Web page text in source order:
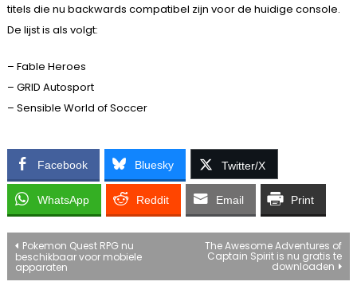
titels die nu backwards compatibel zijn voor de huidige console.
De lijst is als volgt:
– Fable Heroes
– GRID Autosport
– Sensible World of Soccer
Facebook Bluesky Twitter/X
WhatsApp Reddit Email Print
Bericht
navigatie
Pokemon Quest RPG nu
beschikbaar voor mobiele
apparaten
The Awesome Adventures of
Captain Spirit is nu gratis te
downloaden